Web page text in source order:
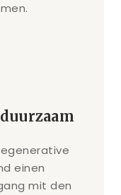
einen
mit den